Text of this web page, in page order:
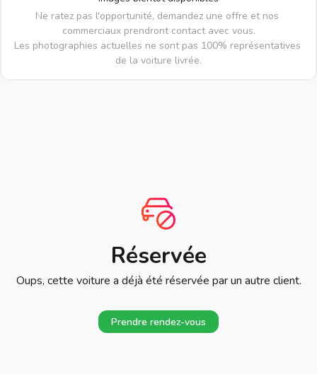
Ne ratez pas l'opportunité, demandez une offre et nos
commerciaux prendront contact avec vous.
Les photographies actuelles ne sont pas 100% représentatives
de la voiture livrée.
Réservée
Oups, cette voiture a déjà été réservée par un autre client.
Prendre rendez-vous